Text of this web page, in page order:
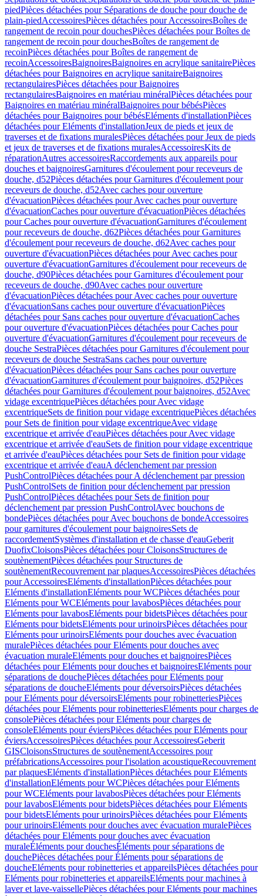
piedPièces détachées pour Séparations de douche pour douche de
plain-piedAccessoiresPièces détachées pour AccessoiresBoîtes de
rangement de recoin pour douchesPièces détachées pour Boîtes de
rangement de recoin pour douchesBoîtes de rangement de
recoinPièces détachées pour Boîtes de rangement de
recoinAccessoiresBaignoiresBaignoires en acrylique sanitairePièces
détachées pour Baignoires en acrylique sanitaireBaignoires
rectangulairesPièces détachées pour Baignoires
rectangulairesBaignoires en matériau minéralPièces détachées pour
Baignoires en matériau minéralBaignoires pour bébésPièces
détachées pour Baignoires pour bébésEléments d'installationPièces
détachées pour Eléments d'installationJeux de pieds et jeux de
traverses et de fixations muralesPièces détachées pour Jeux de pieds
et jeux de traverses et de fixations muralesAccessoiresKits de
réparationAutres accessoiresRaccordements aux appareils pour
douches et baignoiresGarnitures d'écoulement pour receveurs de
douche, d52Pièces détachées pour Garnitures d'écoulement pour
receveurs de douche, d52Avec caches pour ouverture
d'évacuationPièces détachées pour Avec caches pour ouverture
d'évacuationCaches pour ouverture d'évacuationPièces détachées
pour Caches pour ouverture d'évacuationGarnitures d'écoulement
pour receveurs de douche, d62Pièces détachées pour Garnitures
d'écoulement pour receveurs de douche, d62Avec caches pour
ouverture d'évacuationPièces détachées pour Avec caches pour
ouverture d'évacuationGarnitures d'écoulement pour receveurs de
douche, d90Pièces détachées pour Garnitures d'écoulement pour
receveurs de douche, d90Avec caches pour ouverture
d'évacuationPièces détachées pour Avec caches pour ouverture
d'évacuationSans caches pour ouverture d'évacuationPièces
détachées pour Sans caches pour ouverture d'évacuationCaches
pour ouverture d'évacuationPièces détachées pour Caches pour
ouverture d'évacuationGarnitures d'écoulement pour receveurs de
douche SestraPièces détachées pour Garnitures d'écoulement pour
receveurs de douche SestraSans caches pour ouverture
d'évacuationPièces détachées pour Sans caches pour ouverture
d'évacuationGarnitures d'écoulement pour baignoires, d52Pièces
détachées pour Garnitures d'écoulement pour baignoires, d52Avec
vidage excentriquePièces détachées pour Avec vidage
excentriqueSets de finition pour vidage excentriquePièces détachées
pour Sets de finition pour vidage excentriqueAvec vidage
excentrique et arrivée d'eauPièces détachées pour Avec vidage
excentrique et arrivée d'eauSets de finition pour vidage excentrique
et arrivée d'eauPièces détachées pour Sets de finition pour vidage
excentrique et arrivée d'eauA déclenchement par pression
PushControlPièces détachées pour A déclenchement par pression
PushControlSets de finition pour déclenchement par pression
PushControlPièces détachées pour Sets de finition pour
déclenchement par pression PushControlAvec bouchons de
bondePièces détachées pour Avec bouchons de bondeAccessoires
pour garnitures d'écoulement pour baignoiresSets de
raccordementSystèmes d'installation et de chasse d'eauGeberit
DuofixCloisonsPièces détachées pour CloisonsStructures de
soutènementPièces détachées pour Structures de
soutènementRecouvrement par plaquesAccessoiresPièces détachées
pour AccessoiresEléments d'installationPièces détachées pour
Eléments d'installationEléments pour WCPièces détachées pour
Eléments pour WCEléments pour lavabosPièces détachées pour
Eléments pour lavabosEléments pour bidetsPièces détachées pour
Eléments pour bidetsEléments pour urinoirsPièces détachées pour
Eléments pour urinoirsEléments pour douches avec évacuation
muralePièces détachées pour Eléments pour douches avec
évacuation muraleEléments pour douches et baignoiresPièces
détachées pour Eléments pour douches et baignoiresEléments pour
séparations de douchePièces détachées pour Eléments pour
séparations de doucheEléments pour déversoirsPièces détachées
pour Eléments pour déversoirsEléments pour robinetteriesPièces
détachées pour Eléments pour robinetteriesEléments pour charges de
consolePièces détachées pour Eléments pour charges de
consoleEléments pour éviersPièces détachées pour Eléments pour
éviersAccessoiresPièces détachées pour AccessoiresGeberit
GISCloisonsStructures de soutènementAccessoires pour
préfabricationsAccessoires pour l'isolation acoustiqueRecouvrement
par plaquesEléments d'installationPièces détachées pour Eléments
d'installationEléments pour WCPièces détachées pour Eléments
pour WCEléments pour lavabosPièces détachées pour Eléments
pour lavabosEléments pour bidetsPièces détachées pour Eléments
pour bidetsEléments pour urinoirsPièces détachées pour Eléments
pour urinoirsEléments pour douches avec évacuation muralePièces
détachées pour Eléments pour douches avec évacuation
muraleÉléments pour douchesÉléments pour séparations de
douchePièces détachées pour Éléments pour séparations de
doucheEléments pour robinetteries et appareilsPièces détachées pour
Eléments pour robinetteries et appareilsEléments pour machines à
laver et lave-vaissellePièces détachées pour Eléments pour machines